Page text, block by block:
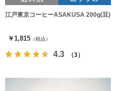
江戸東京コーヒーASAKUSA 200g(豆)
￥1,815 （税込）
4.3 （3）